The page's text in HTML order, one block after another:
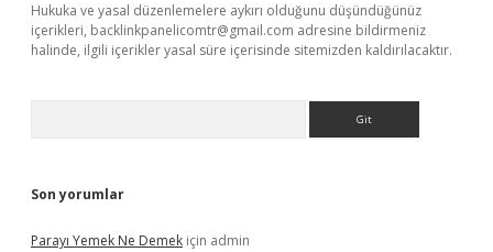
Hukuka ve yasal düzenlemelere aykırı olduğunu düşündüğünüz
içerikleri, backlinkpanelicomtr@gmail.com adresine bildirmeniz
halinde, ilgili içerikler yasal süre içerisinde sitemizden kaldırılacaktır.
Son yorumlar
Parayı Yemek Ne Demek için admin